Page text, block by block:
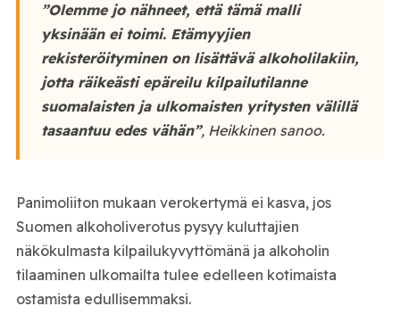
”Olemme jo nähneet, että tämä malli
yksinään ei toimi. Etämyyjien
rekisteröityminen on lisättävä alkoholilakiin,
jotta räikeästi epäreilu kilpailutilanne
suomalaisten ja ulkomaisten yritysten välillä
tasaantuu edes vähän”, Heikkinen sanoo.
Panimoliiton mukaan verokertymä ei kasva, jos
Suomen alkoholiverotus pysyy kuluttajien
näkökulmasta kilpailukyvyttömänä ja alkoholin
tilaaminen ulkomailta tulee edelleen kotimaista
ostamista edullisemmaksi.